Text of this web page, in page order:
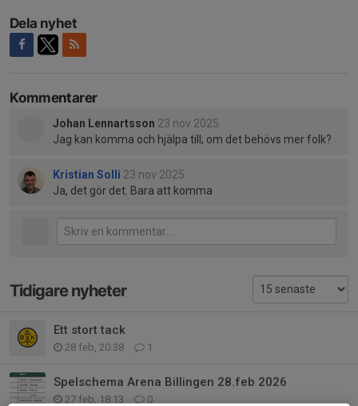
Dela nyhet
Kommentarer
Johan Lennartsson 23 nov 2025
Jag kan komma och hjälpa till; om det behövs mer folk?
Kristian Solli 23 nov 2025
Ja, det gör det. Bara att komma
Tidigare nyheter
Ett stort tack
28 feb, 20:38 1
Spelschema Arena Billingen 28.feb 2026
27 feb, 18:13 0